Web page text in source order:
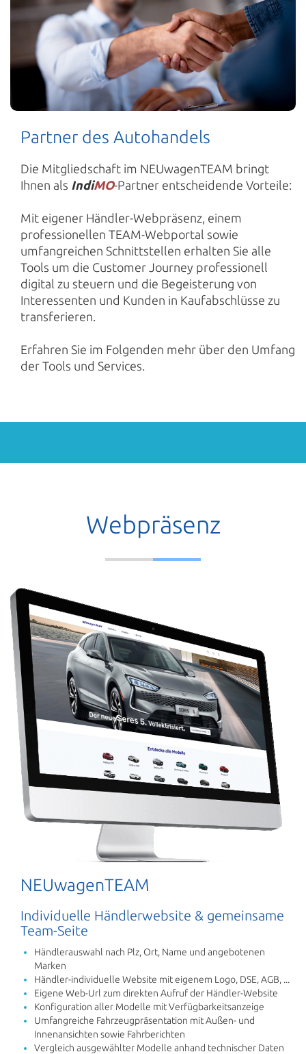
Partner des Autohandels
Die Mitgliedschaft im NEUwagenTEAM bringt
Ihnen als IndiMO-Partner entscheidende Vorteile:
Mit eigener Händler-Webpräsenz, einem
professionellen TEAM-Webportal sowie
umfangreichen Schnittstellen erhalten Sie alle
Tools um die Customer Journey professionell
digital zu steuern und die Begeisterung von
Interessenten und Kunden in Kaufabschlüsse zu
transferieren.
Erfahren Sie im Folgenden mehr über den Umfang
der Tools und Services.
Webpräsenz
NEUwagenTEAM
Individuelle Händlerwebsite & gemeinsame
Team-Seite
Händlerauswahl nach Plz, Ort, Name und angebotenen
Marken
Händler-individuelle Website mit eigenem Logo, DSE, AGB, ...
Eigene Web-Url zum direkten Aufruf der Händler-Website
Konfiguration aller Modelle mit Verfügbarkeitsanzeige
Umfangreiche Fahrzeugpräsentation mit Außen- und
Innenansichten sowie Fahrberichten
Vergleich ausgewählter Modelle anhand technischer Daten